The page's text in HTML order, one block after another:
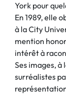
York pour
En 1989, elle
à la City
mention
intérêt à
Ses images,
surréalistes